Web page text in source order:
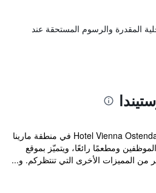
المقدرة والرسوم المستحقة عند
يقع Hotel Vienna Ostenda e Ristorante il Danubio في منطقة مارينا
ومطعمًا رائعًا، ويتميّز بموقع
من المميزات الأخرى التي تنتظركم. و...